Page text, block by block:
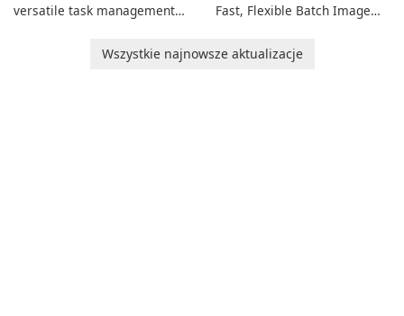
versatile task management
individuals and teams
Fast, Flexible Batch Image
macOS and Linux XnConvert
Wszystkie najnowsze aktualizacje